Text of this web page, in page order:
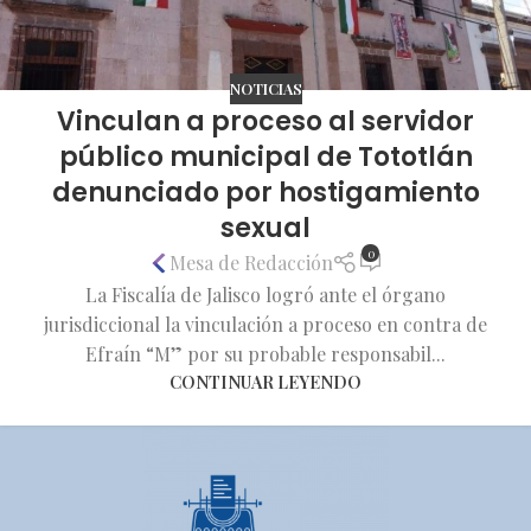
NOTICIAS
Vinculan a proceso al servidor
público municipal de Tototlán
denunciado por hostigamiento
sexual
Mesa de Redacción 0
La Fiscalía de Jalisco logró ante el órgano
jurisdiccional la vinculación a proceso en contra de
Efraín “M” por su probable responsabil...
CONTINUAR LEYENDO